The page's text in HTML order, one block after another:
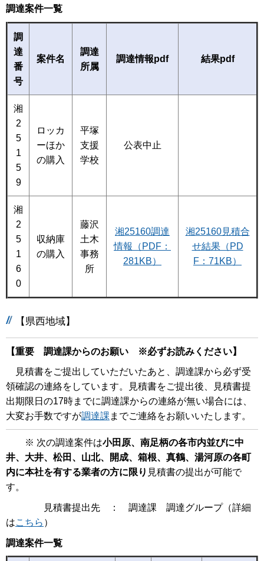
調達案件一覧
調
達
番
号
案件名
調達
所属
調達情報pdf 結果pdf
湘
2
5
1
5
9
ロッカ
ーほか
の購入
平塚
支援
学校
公表中止
湘
2
5
1
6
0
収納庫
の購入
藤沢
土木
事務
所
湘25160調達
情報（PDF：
281KB）
湘25160見積合
せ結果（PD
F：71KB）
【県西地域】
【重要 調達課からのお願い ※必ずお読みください】
見積書をご提出していただいたあと、調達課から必ず受
領確認の連絡をしています。見積書をご提出後、見積書提
出期限日の17時までに調達課からの連絡が無い場合には、
大変お手数ですが調達課 までご連絡をお願いいたします。
※ 次の調達案件は小田原、南足柄の各市内並びに中
井、大井、松田、山北、開成、箱根、真鶴、湯河原の各町
内に本社を有する業者の方に限り 見積書の提出が可能で
す。
見積書提出先 ： 調達課 調達グループ（詳細
はこちら ）
調達案件一覧